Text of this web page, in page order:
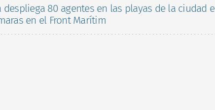
despliega 80 agentes en las playas de la ciudad e
en el Front Marítim